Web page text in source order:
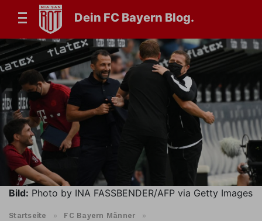
Dein FC Bayern Blog.
Bild: Photo by INA FASSBENDER/AFP via Getty Images
Startseite » FC Bayern Männer »